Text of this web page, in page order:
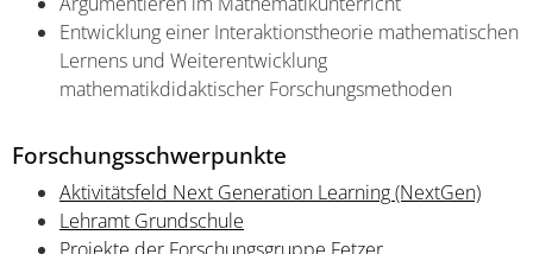
Entwicklung einer Interaktionstheorie mathematischen
Lernens und Weiterentwicklung
mathematikdidaktischer Forschungsmethoden
Forschungsschwerpunkte
Aktivitätsfeld Next Generation Learning (NextGen)
Lehramt Grundschule